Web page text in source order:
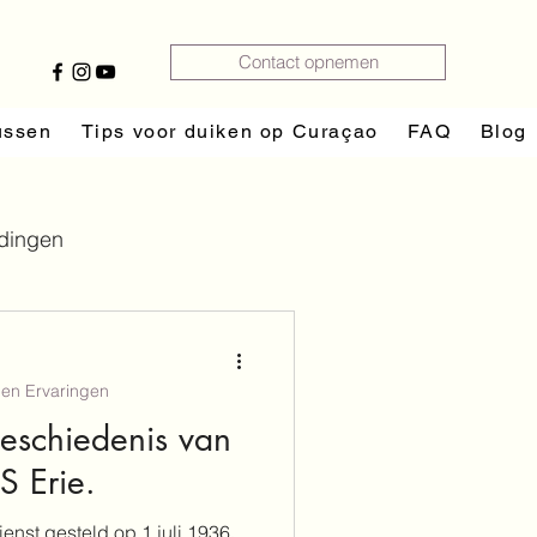
Contact opnemen
Tips voor duiken op Curaçao FAQ Blog
van
Erie.
gesteld op 1 juli 1936,
Ervaringen